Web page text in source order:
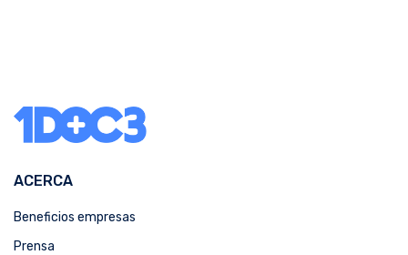
ACERCA
Beneficios empresas
Prensa